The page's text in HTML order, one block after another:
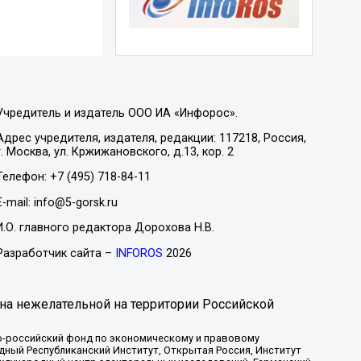
и издатель ООО ИА «Инфорос».
учредителя, издателя, редакции: 117218, Россия,
Москва, ул. Кржижановского, д.13, кор. 2
+7 (495) 718-84-11
mail: info@5-gorsk.ru
главного редактора Дорохова Н.В.
сайта –
INFOROS 2026
нежелательной на территории Российской
фонд по экономическому и правовому
Республиканский Институт, Открытая Россия, Институт